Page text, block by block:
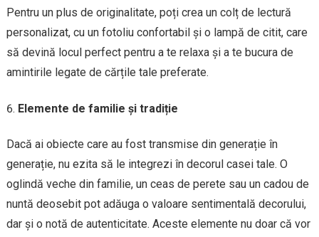
Pentru un plus de originalitate, poți crea un colț de lectură
personalizat, cu un fotoliu confortabil și o lampă de citit, care
să devină locul perfect pentru a te relaxa și a te bucura de
amintirile legate de cărțile tale preferate.
Elemente de familie și tradiție
Dacă ai obiecte care au fost transmise din generație în
generație, nu ezita să le integrezi în decorul casei tale. O
oglindă veche din familie, un ceas de perete sau un cadou de
nuntă deosebit pot adăuga o valoare sentimentală decorului,
dar și o notă de autenticitate. Aceste elemente nu doar că vor